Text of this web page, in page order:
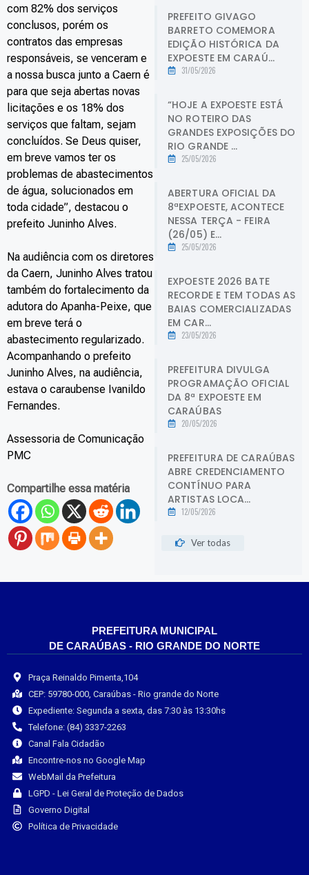
com 82% dos serviços
conclusos, porém os
contratos das empresas
responsáveis, se venceram e
a nossa busca junto a Caern é
para que seja abertas novas
licitações e os 18% dos
serviços que faltam, sejam
concluídos. Se Deus quiser,
em breve vamos ter os
problemas de abastecimentos
de água, solucionados em
toda cidade”, destacou o
prefeito Juninho Alves.
Na audiência com os diretores
da Caern, Juninho Alves tratou
também do fortalecimento da
adutora do Apanha-Peixe, que
em breve terá o
abastecimento regularizado.
Acompanhando o prefeito
Juninho Alves, na audiência,
estava o caraubense Ivanildo
Fernandes.
Assessoria de Comunicação
PMC
Compartilhe essa matéria
PREFEITO GIVAGO
BARRETO COMEMORA
EDIÇÃO HISTÓRICA DA
EXPOESTE EM CARAÚ...
31/05/2026
“HOJE A EXPOESTE ESTÁ
NO ROTEIRO DAS
GRANDES EXPOSIÇÕES DO
RIO GRANDE ...
25/05/2026
ABERTURA OFICIAL DA
8ªEXPOESTE, ACONTECE
NESSA TERÇA - FEIRA
(26/05) E...
25/05/2026
EXPOESTE 2026 BATE
RECORDE E TEM TODAS AS
BAIAS COMERCIALIZADAS
EM CAR...
23/05/2026
PREFEITURA DIVULGA
PROGRAMAÇÃO OFICIAL
DA 8ª EXPOESTE EM
CARAÚBAS
20/05/2026
PREFEITURA DE CARAÚBAS
ABRE CREDENCIAMENTO
CONTÍNUO PARA
ARTISTAS LOCA...
12/05/2026
Ver todas
PREFEITURA MUNICIPAL
DE CARAÚBAS - RIO GRANDE DO NORTE
Praça Reinaldo Pimenta,104
CEP: 59780-000, Caraúbas - Rio grande do Norte
Expediente: Segunda a sexta, das 7:30 às 13:30hs
Telefone: (84) 3337-2263
Canal Fala Cidadão
Encontre-nos no Google Map
WebMail da Prefeitura
LGPD - Lei Geral de Proteção de Dados
Governo Digital
Política de Privacidade